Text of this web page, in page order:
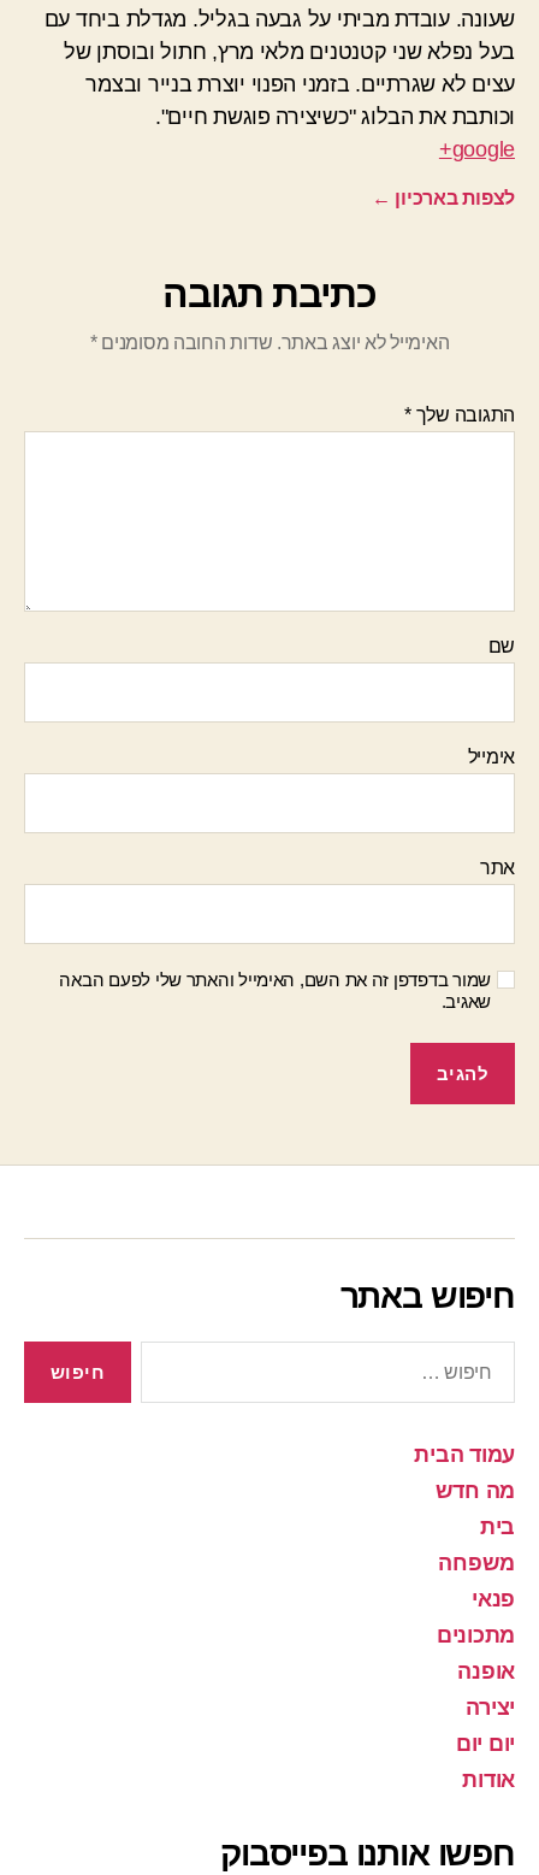
שעונה. עובדת מביתי על גבעה בגליל. מגדלת ביחד עם
בעל נפלא שני קטנטנים מלאי מרץ, חתול ובוסתן של
עצים לא שגרתיים. בזמני הפנוי יוצרת בנייר ובצמר
וכותבת את הבלוג "כשיצירה פוגשת חיים".
google+
לצפות בארכיון ←
כתיבת תגובה
האימייל לא יוצג באתר. שדות החובה מסומנים*
התגובה שלך*
שם
אימייל
אתר
שמור בדפדפן זה את השם, האימייל והאתר שלי לפעם הבאה
שאגיב.
חיפוש באתר
עמוד הבית
מה חדש
בית
משפחה
פנאי
מתכונים
אופנה
יצירה
יום יום
אודות
חפשו אותנו בפייסבוק